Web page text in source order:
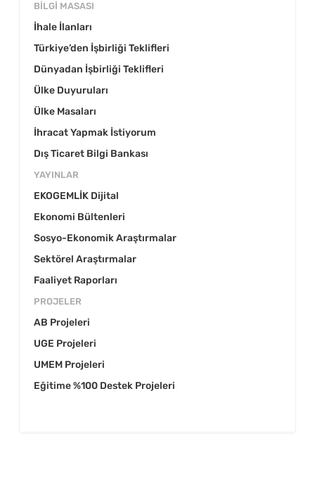
BILGI MASASI
İhale İlanları
Türkiye’den İşbirliği Teklifleri
Dünyadan İşbirliği Teklifleri
Ülke Duyuruları
Ülke Masaları
İhracat Yapmak İstiyorum
Dış Ticaret Bilgi Bankası
YAYINLAR
EKOGEMLİK Dijital
Ekonomi Bültenleri
Sosyo-Ekonomik Araştırmalar
Sektörel Araştırmalar
Faaliyet Raporları
PROJELER
AB Projeleri
UGE Projeleri
UMEM Projeleri
Eğitime %100 Destek Projeleri